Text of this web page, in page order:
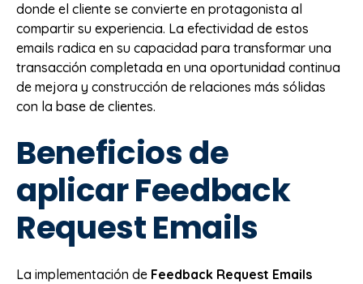
donde el cliente se convierte en protagonista al
compartir su experiencia. La efectividad de estos
emails radica en su capacidad para transformar una
transacción completada en una oportunidad continua
de mejora y construcción de relaciones más sólidas
con la base de clientes.
Beneficios de
aplicar Feedback
Request Emails
La implementación de Feedback Request Emails